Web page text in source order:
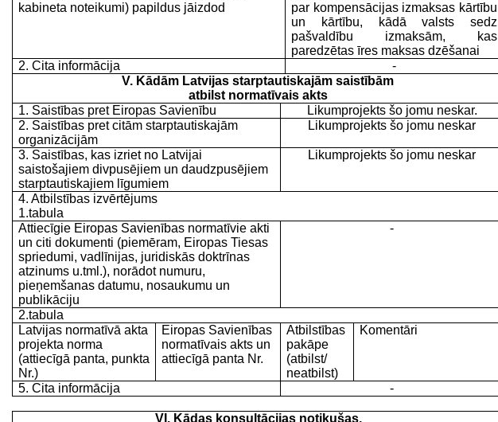
kabineta noteikumi) papildus jāizdod
par kompensācijas izmaksas kārtību
un kārtību, kādā valsts sedz
pašvaldību izmaksām, kas
paredzētas īres maksas dzēšanai
2. Cita informācija
-
V. Kādām Latvijas starptautiskajām saistībām
atbilst normatīvais akts
1. Saistības pret Eiropas Savienību
Likumprojekts šo jomu neskar.
2. Saistības pret citām starptautiskajām
organizācijām
Likumprojekts šo jomu neskar
3. Saistības, kas izriet no Latvijai
saistošajiem divpusējiem un daudzpusējiem
starptautiskajiem līgumiem
Likumprojekts šo jomu neskar
4. Atbilstības izvērtējums
1.tabula
Attiecīgie Eiropas Savienības normatīvie akti
un citi dokumenti (piemēram, Eiropas Tiesas
spriedumi, vadlīnijas, juridiskās doktrīnas
atzinums u.tml.), norādot numuru,
pieņemšanas datumu, nosaukumu un
publikāciju
-
2.tabula
Latvijas normatīvā akta
projekta norma
(attiecīgā panta, punkta
Nr.)
Eiropas Savienības
normatīvais akts un
attiecīgā panta Nr.
Atbilstības
pakāpe
(atbilst/
neatbilst)
Komentāri
5. Cita informācija -
VI. Kādas konsultācijas notikušas,